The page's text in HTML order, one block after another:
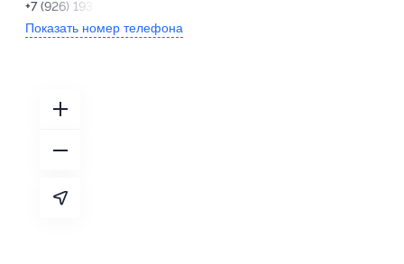
+7 (926) 193-69-95
Показать номер телефона